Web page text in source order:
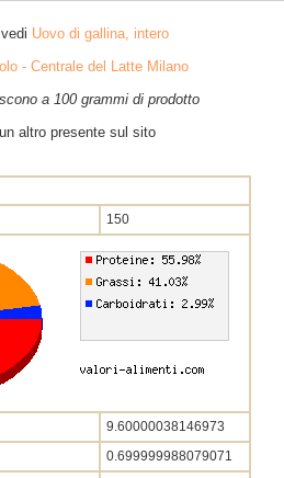
Uovo di gallina, intero
- Centrale del Latte Milano
a 100 grammi di prodotto
altro presente sul sito
150
9.60000038146973
0.699999988079071